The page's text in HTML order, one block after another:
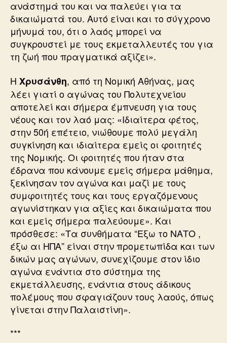
ανάστημά του και να παλεύει για τα
δικαιώματά του. Αυτό είναι και το σύγχρονο
μήνυμά του, ότι ο λαός μπορεί να
συγκρουστεί με τους εκμεταλλευτές του για
τη ζωή που πραγματικά αξίζει».
Η Χρυσάνθη, από τη Νομική Αθήνας, μας
λέει γιατί ο αγώνας του Πολυτεχνείου
αποτελεί και σήμερα έμπνευση για τους
νέους και τον λαό μας: «Ιδιαίτερα φέτος,
στην 50ή επέτειο, νιώθουμε πολύ μεγάλη
συγκίνηση και ιδιαίτερα εμείς οι φοιτητές
της Νομικής. Οι φοιτητές που ήταν στα
έδρανα που κάνουμε εμείς σήμερα μάθημα,
ξεκίνησαν τον αγώνα και μαζί με τους
συμφοιτητές τους και τους εργαζόμενους
αγωνίστηκαν για αξίες και δικαιώματα που
και εμείς σήμερα παλεύουμε». Και
πρόσθεσε: «Τα συνθήματα “Εξω το ΝΑΤΟ ,
έξω αι ΗΠΑ” είναι στην προμετωπίδα και των
δικών μας αγώνων, συνεχίζουμε στον ίδιο
αγώνα ενάντια στο σύστημα της
εκμετάλλευσης, ενάντια στους άδικους
πολέμους που σφαγιάζουν τους λαούς, όπως
γίνεται στην Παλαιστίνη».
***